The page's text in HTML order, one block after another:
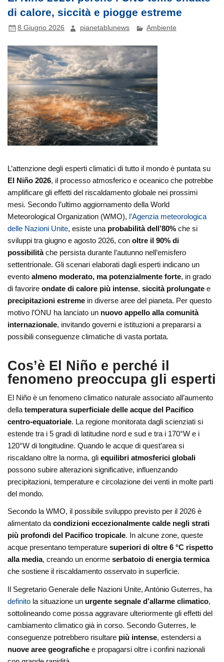
di calore, siccità e piogge estreme
8 Giugno 2026 pianetablunews Ambiente
L’attenzione degli esperti climatici di tutto il mondo è puntata su
El Niño 2026, il processo atmosferico e oceanico che potrebbe
amplificare gli effetti del riscaldamento globale nei prossimi
mesi. Secondo l’ultimo aggiornamento della World
Meteorological Organization (WMO), l’Agenzia meteorologica
delle Nazioni Unite, esiste una probabilità dell’80% che si
sviluppi tra giugno e agosto 2026, conoltre il 90% di
possibilitàche persista durante l’autunno nell’emisfero
settentrionale. Gli scenari elaborati dagli esperti indicano un
eventoalmeno moderato, ma potenzialmente forte, in grado
di favorireondate di calore più intense,siccità prolungate e
precipitazioni estreme in diverse aree del pianeta. Per questo
motivo l’ONU ha lanciato un nuovo appello alla comunità
internazionale, invitando governi e istituzioni a prepararsi a
possibili conseguenze climatiche di vasta portata.
Cos’è El Niño e perché il
fenomeno preoccupa gli esperti
El Niño è un fenomeno climatico naturale associato all’aumento
dellatemperatura superficiale delle acque del Pacifico
centro-equatoriale. La regione monitorata dagli scienziati si
estende tra i 5 gradi di latitudine nord e sud e tra i 170°W e i
120°W di longitudine. Quando le acque di quest’area si
riscaldano oltre la norma, gliequilibri atmosferici globali
possono subire alterazioni significative, influenzando
precipitazioni, temperature e circolazione dei venti in molte parti
del mondo.
Secondo la WMO, il possibile sviluppo previsto per il 2026 è
alimentato dacondizioni eccezionalmente calde negli strati
più profondi del Pacifico tropicale. In alcune zone, queste
acque presentano temperaturesuperiori di oltre 6 °C rispetto
alla media, creando un enormeserbatoio di energia termica
che sostiene il riscaldamento osservato in superficie.
Il Segretario Generale delle Nazioni Unite, António Guterres, ha
definito la situazione un urgente segnale d’allarme climatico,
sottolineando come possa aggravare ulteriormente gli effetti del
cambiamento climatico già in corso. Secondo Guterres, le
conseguenze potrebbero risultare più intense, estendersi a
nuove aree geografiche e propagarsi oltre i confini nazionali